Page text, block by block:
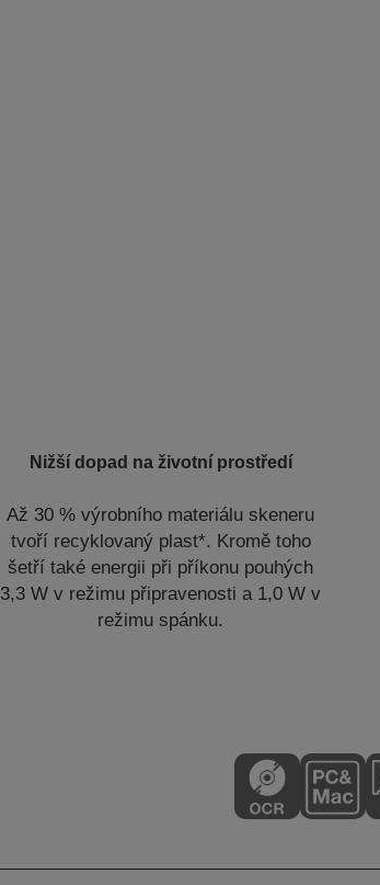
Nižší dopad na životní prostředí
Až 30 % výrobního materiálu skeneru
tvoří recyklovaný plast*. Kromě toho
šetří také energii při příkonu pouhých
3,3 W v režimu připravenosti a 1,0 W v
režimu spánku.